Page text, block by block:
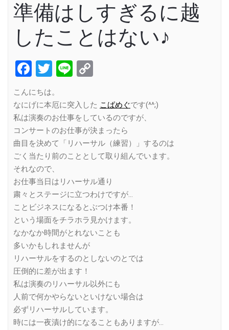
準備はしすぎるに越
したことはない♪
Facebook
Twitter
Line
こんにちは。
なにげに本厄に突入した こばめぐです(^^;)
私は演奏のお仕事をしているのですが、
コンサートのお仕事が決まったら
曲目を決めて「リハーサル（練習）」するのは
ごく当たり前のこととして取り組んでいます。
それなので、
お仕事当日はリハーサル通り
粛々とステージに立つわけですが…
ことビジネスになるとぶつけ本番！
という場面をチラホラ見かけます。
なかなか時間がとれないことも
多いかもしれませんが
リハーサルをするのとしないのとでは
圧倒的に差が出ます！
私は演奏のリハーサル以外にも
人前で何かやらないといけない場合は
必ずリハーサルしています。
時には一夜漬け的になることもありますが…